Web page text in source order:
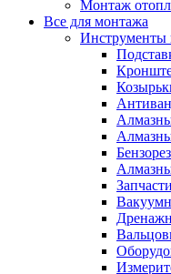
Монтаж
Все для монтажа
Инструменты
Запчасти